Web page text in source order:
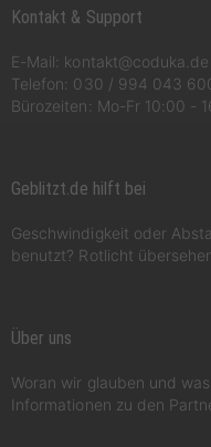
Kontakt & Support
E-Mail: kontakt@coduka.de
Telefon: 030 / 994 043
Bürozeiten: Mo-Fr 10:00 -
Geblitzt.de hilft bei
Geschwindigkeit oder
benutzt? Rotlicht
Über uns
Woran wir glauben und
Informationen zu den